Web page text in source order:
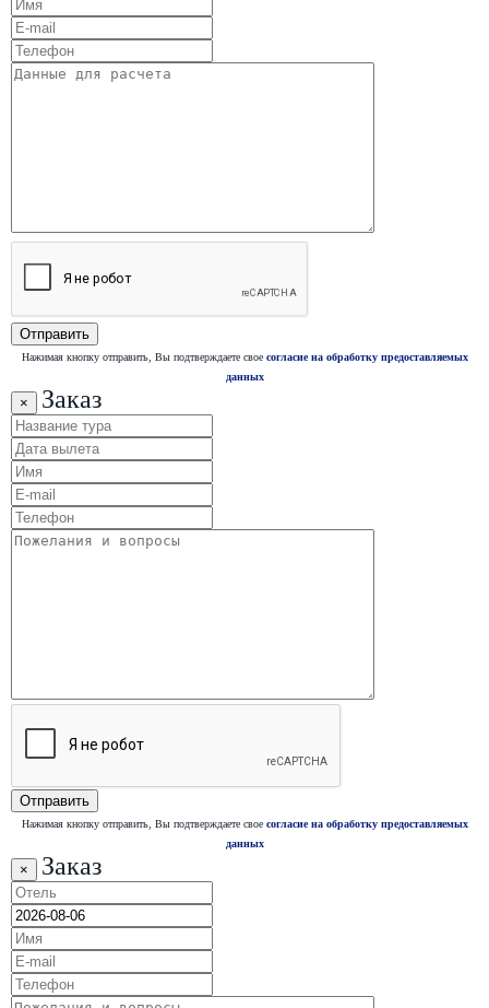
Нажимая кнопку отправить, Вы подтверждаете свое согласие на обработку предоставляемых
данных
× Заказ
Нажимая кнопку отправить, Вы подтверждаете свое согласие на обработку предоставляемых
данных
× Заказ